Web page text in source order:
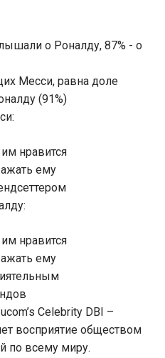
о Роналду, 87% - о
Месси, равна доле
(91%)
им нравится
ему
им нравится
ему
Celebrity DBI –
восприятие обществом
по всему миру.